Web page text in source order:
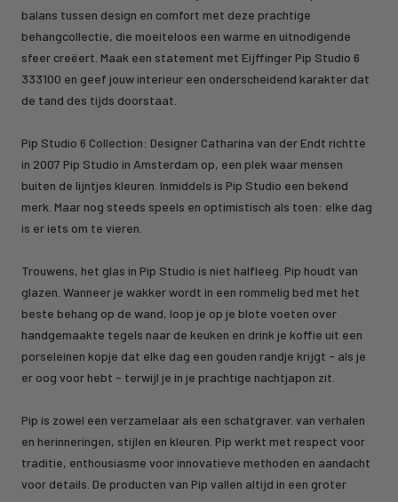
balans tussen design en comfort met deze prachtige
behangcollectie, die moeiteloos een warme en uitnodigende
sfeer creëert. Maak een statement met Eijffinger Pip Studio 6
333100 en geef jouw interieur een onderscheidend karakter dat
de tand des tijds doorstaat.
Pip Studio 6 Collection: Designer Catharina van der Endt richtte
in 2007 Pip Studio in Amsterdam op, een plek waar mensen
buiten de lijntjes kleuren. Inmiddels is Pip Studio een bekend
merk. Maar nog steeds speels en optimistisch als toen: elke dag
is er iets om te vieren.
Trouwens, het glas in Pip Studio is niet halfleeg. Pip houdt van
glazen. Wanneer je wakker wordt in een rommelig bed met het
beste behang op de wand, loop je op je blote voeten over
handgemaakte tegels naar de keuken en drink je koffie uit een
porseleinen kopje dat elke dag een gouden randje krijgt - als je
er oog voor hebt - terwijl je in je prachtige nachtjapon zit.
Pip is zowel een verzamelaar als een schatgraver. van verhalen
en herinneringen, stijlen en kleuren. Pip werkt met respect voor
traditie, enthousiasme voor innovatieve methoden en aandacht
voor details. De producten van Pip vallen altijd in een groter